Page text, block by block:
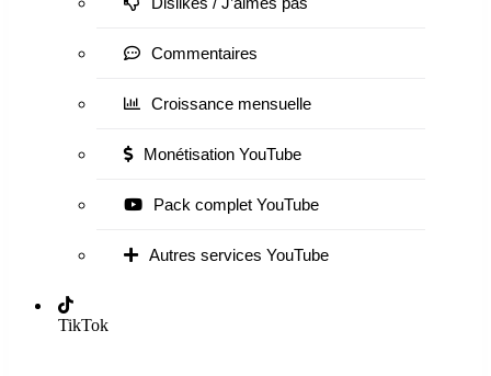
Commentaires
Croissance mensuelle
Monétisation YouTube
Pack complet YouTube
Autres services YouTube
TikTok